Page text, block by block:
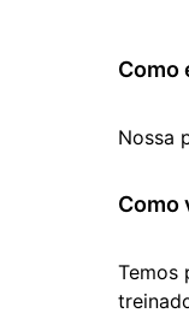
Como
Nossa
Como
Temos